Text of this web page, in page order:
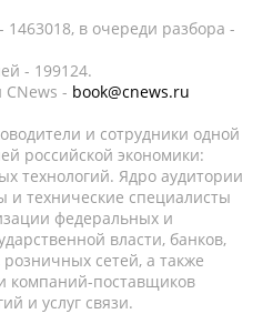
в очереди разбора -
- 199124.
CNews - book@cnews.ru
и сотрудники одной
российской экономики:
технологий. Ядро аудитории
и технические специалисты
федеральных и
власти, банков,
сетей, а также
компаний-поставщиков
и услуг связи.